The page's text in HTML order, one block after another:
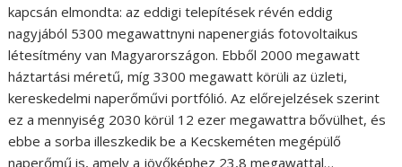
kapcsán elmondta: az eddigi telepítések révén eddig
nagyjából 5300 megawattnyni napenergiás fotovoltaikus
létesítmény van Magyarországon. Ebből 2000 megawatt
háztartási méretű, míg 3300 megawatt körüli az üzleti,
kereskedelmi naperőművi portfólió. Az előrejelzések szerint
ez a mennyiség 2030 körül 12 ezer megawattra bővülhet, és
ebbe a sorba illeszkedik be a Kecskeméten megépülő
naperőmű is, amely a jövőképhez 23,8 megawattal…